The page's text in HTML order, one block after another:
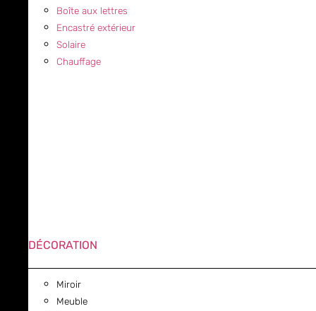
Boîte aux lettres
Encastré extérieur
Solaire
Chauffage
DÉCORATION
Miroir
Meuble